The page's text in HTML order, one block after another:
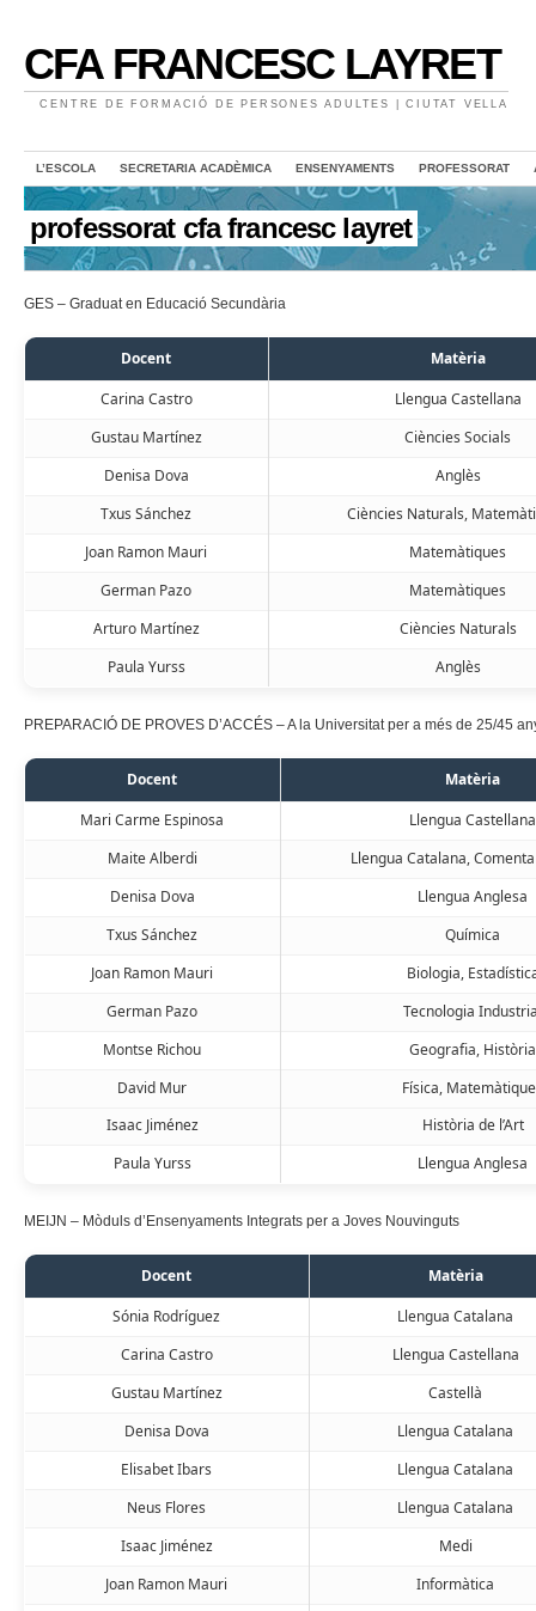
CFA FRANCESC LAYRET
CENTRE DE FORMACIÓ DE PERSONES ADULTES | CIUTAT VELLA
L’ESCOLA SECRETARIA ACADÈMICA ENSENYAMENTS PROFESSORAT
professorat cfa francesc layret
GES – Graduat en Educació Secundària
Docent
Matèria
Carina Castro
Llengua Castellana
Gustau Martínez
Ciències Socials
Denisa Dova
Anglès
Txus Sánchez
Ciències Naturals,
Joan Ramon Mauri
Matemàtiques
German Pazo
Matemàtiques
Arturo Martínez
Ciències Naturals
Paula Yurss
Anglès
PREPARACIÓ DE PROVES D’ACCÉS – A la Universitat per a més de 25/45
Docent
Matèria
Mari Carme Espinosa
Llengua Castellana
Maite Alberdi
Llengua Catalana,
Denisa Dova
Llengua Anglesa
Txus Sánchez
Química
Joan Ramon Mauri
Biologia,
German Pazo
Tecnologia
Montse Richou
Geografia, Història
David Mur
Física,
Isaac Jiménez
Història de l’Art
Paula Yurss
Llengua Anglesa
MEIJN – Mòduls d’Ensenyaments Integrats per a Joves Nouvinguts
Docent
Matèria
Sónia Rodríguez
Llengua Catalana
Carina Castro
Llengua Castellana
Gustau Martínez
Castellà
Denisa Dova
Llengua Catalana
Elisabet Ibars
Llengua Catalana
Neus Flores
Llengua Catalana
Isaac Jiménez
Medi
Joan Ramon Mauri
Informàtica